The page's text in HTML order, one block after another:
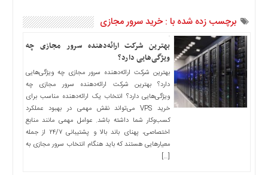
سیاسی
اخبار
فرهنگی
منوی
اصلی
صفحه
برچسب زده شده با : خرید سرور مجازی
بهترین شرکت ارائه‌دهنده سرور مجازی چه
ویژگی‌هایی دارد؟
بهترین شرکت ارائه‌دهنده سرور مجازی چه ویژگی‌هایی
دارد؟ بهترین شرکت ارائه‌دهنده سرور مجازی چه
ویژگی‌هایی دارد؟ انتخاب یک ارائه‌دهنده مناسب برای
خرید VPS می‌تواند نقش مهمی در بهبود عملکرد
کسب‌وکار شما داشته باشد. عوامل مهمی مانند منابع
اختصاصی، پهنای باند بالا و پشتیبانی ۲۴/۷ از جمله
معیارهایی هستند که باید هنگام انتخاب سرور مجازی به
[…]